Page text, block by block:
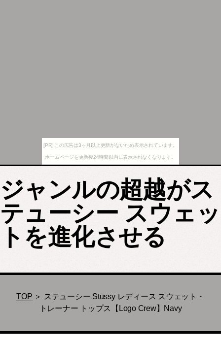
[PR] この広告は3ヶ月以上更新がないため表示されています。
ホームページを更新後24時間以内に表示されなくなります。
ジャンルの超越がス
テューシー スウェッ
トを進化させる
TOP ＞ ステューシー Stussy レディース スウェット・
トレーナー トップス【Logo Crew】Navy